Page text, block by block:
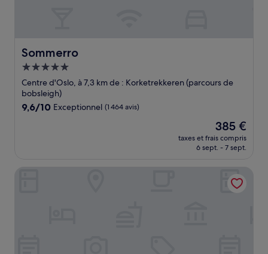
Sommerro
Sommerro
Hébergement
5.0 étoiles
Centre d'Oslo, à 7,3 km de : Korketrekkeren (parcours de
bobsleigh)
9.6
9,6/10 Exceptionnel (1 464 avis)
Le
nouveau
prix
de
385 €
385 €
taxes et frais compris
6 sept. - 7 sept.